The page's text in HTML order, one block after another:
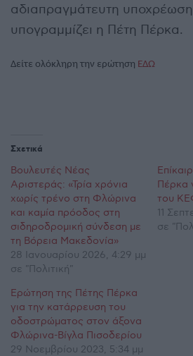
αδιαπραγμάτευτη υποχρέωση
υπογραμμίζει η Πέτη Πέρκα.
Δείτε ολόκληρη την ερώτηση ΕΔΩ
Σχετικά
Βουλευτές Νέας
Αριστεράς: «Τρία χρόνια
χωρίς τρένο στη Φλώρινα
και καμία πρόοδος στη
σιδηροδρομική σύνδεση με
τη Βόρεια Μακεδονία»
28 Ιανουαρίου 2026, 4:29 μμ
σε "Πολιτική"
Πέρκα
του
11
σε
Ερώτηση της Πέτης Πέρκα
για την κατάρρευση του
οδοστρώματος στον άξονα
Φλώρινα-Βίγλα Πισοδερίου
29 Νοεμβρίου 2023, 5:34 μμ